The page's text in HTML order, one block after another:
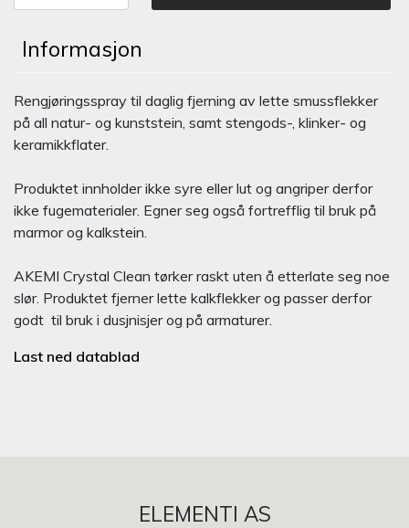
Informasjon
Rengjøringsspray til daglig fjerning av lette smussflekker
på all natur- og kunststein, samt stengods-, klinker- og
keramikkflater.
Produktet innholder ikke syre eller lut og angriper derfor
ikke fugematerialer. Egner seg også fortrefflig til bruk på
marmor og kalkstein.
AKEMI Crystal Clean tørker raskt uten å etterlate seg noe
slør. Produktet fjerner lette kalkflekker og passer derfor
godt til bruk i dusjnisjer og på armaturer.
Last ned datablad
ELEMENTI AS